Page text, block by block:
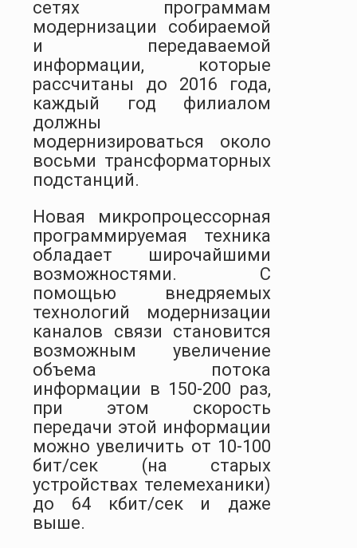
сетях программам
модернизации собираемой
и передаваемой
информации, которые
рассчитаны до 2016 года,
каждый год филиалом
должны
модернизироваться около
восьми трансформаторных
подстанций.
Новая микропроцессорная
программируемая техника
обладает широчайшими
возможностями. С
помощью внедряемых
технологий модернизации
каналов связи становится
возможным увеличение
объема потока
информации в 150-200 раз,
при этом скорость
передачи этой информации
можно увеличить от 10-100
бит/сек (на старых
устройствах телемеханики)
до 64 кбит/сек и даже
выше.